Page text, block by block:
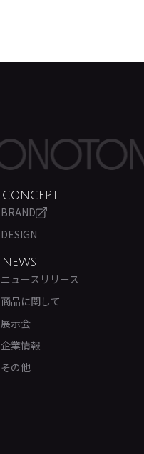
CONCEPT
BRAND
DESIGN
NEWS
ニュースリリース
商品に関して
展示会
企業情報
その他